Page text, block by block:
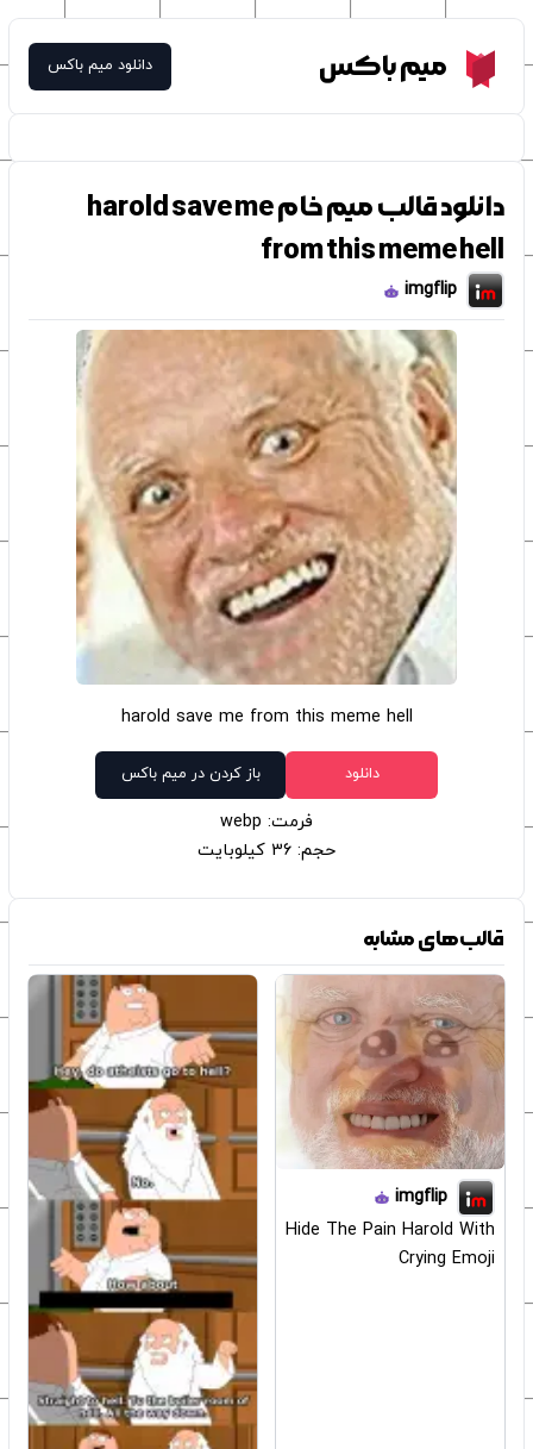
Meme Boxمیم باکس دانلود میم باکس
دانلود قالب میم خام harold save me
from this meme hell
imgflip
harold save me from this meme hell
دانلود باز کردن در میم باکس
فرمت: webp
حجم: 36 کیلوبایت
قالب‌های مشابه
imgflip
Hide The Pain Harold With
Crying Emoji